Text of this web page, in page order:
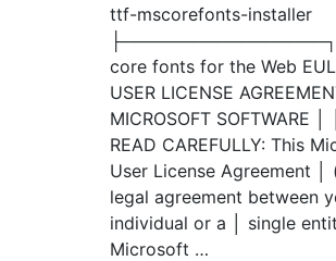
ttf-mscorefonts-installer
├─────────────────┐
core fonts for the Web
USER LICENSE
MICROSOFT SOFTWARE │
READ CAREFULLY: This
User License Agreement │
legal agreement between
individual or a │ single
Microsoft …